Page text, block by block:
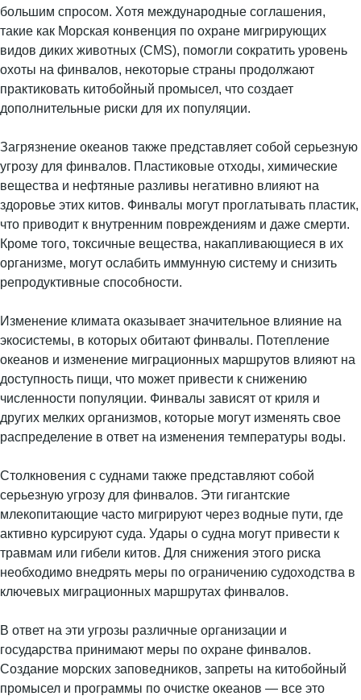
большим спросом. Хотя международные соглашения,
такие как Морская конвенция по охране мигрирующих
видов диких животных (CMS), помогли сократить уровень
охоты на финвалов, некоторые страны продолжают
практиковать китобойный промысел, что создает
дополнительные риски для их популяции.
Загрязнение океанов также представляет собой серьезную
угрозу для финвалов. Пластиковые отходы, химические
вещества и нефтяные разливы негативно влияют на
здоровье этих китов. Финвалы могут проглатывать пластик,
что приводит к внутренним повреждениям и даже смерти.
Кроме того, токсичные вещества, накапливающиеся в их
организме, могут ослабить иммунную систему и снизить
репродуктивные способности.
Изменение климата оказывает значительное влияние на
экосистемы, в которых обитают финвалы. Потепление
океанов и изменение миграционных маршрутов влияют на
доступность пищи, что может привести к снижению
численности популяции. Финвалы зависят от криля и
других мелких организмов, которые могут изменять свое
распределение в ответ на изменения температуры воды.
Столкновения с суднами также представляют собой
серьезную угрозу для финвалов. Эти гигантские
млекопитающие часто мигрируют через водные пути, где
активно курсируют суда. Удары о судна могут привести к
травмам или гибели китов. Для снижения этого риска
необходимо внедрять меры по ограничению судоходства в
ключевых миграционных маршрутах финвалов.
В ответ на эти угрозы различные организации и
государства принимают меры по охране финвалов.
Создание морских заповедников, запреты на китобойный
промысел и программы по очистке океанов — все это